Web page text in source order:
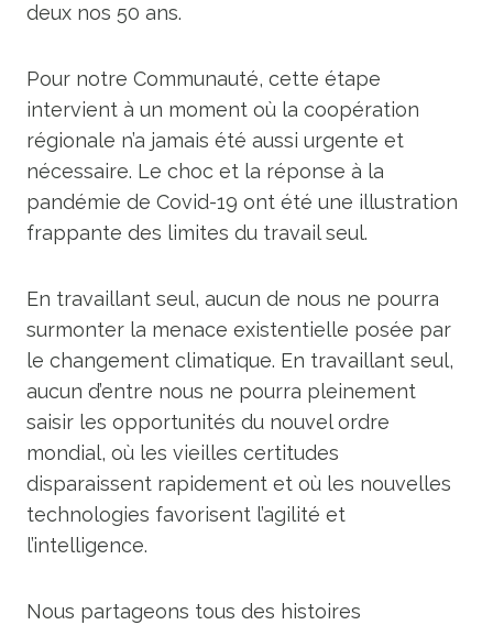
deux nos 50 ans.
Pour notre Communauté, cette étape
intervient à un moment où la coopération
régionale n’a jamais été aussi urgente et
nécessaire. Le choc et la réponse à la
pandémie de Covid-19 ont été une illustration
frappante des limites du travail seul.
En travaillant seul, aucun de nous ne pourra
surmonter la menace existentielle posée par
le changement climatique. En travaillant seul,
aucun d’entre nous ne pourra pleinement
saisir les opportunités du nouvel ordre
mondial, où les vieilles certitudes
disparaissent rapidement et où les nouvelles
technologies favorisent l’agilité et
l’intelligence.
Nous partageons tous des histoires